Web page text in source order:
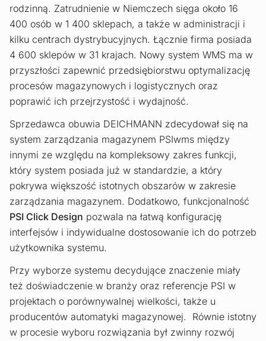
rodzinną. Zatrudnienie w Niemczech sięga około 16
400 osób w 1 400 sklepach, a także w administracji i
kilku centrach dystrybucyjnych. Łącznie firma posiada
4 600 sklepów w 31 krajach. Nowy system WMS ma w
przyszłości zapewnić przedsiębiorstwu optymalizację
procesów magazynowych i logistycznych oraz
poprawić ich przejrzystość i wydajność.
Sprzedawca obuwia DEICHMANN zdecydował się na
system zarządzania magazynem PSIwms między
innymi ze względu na kompleksowy zakres funkcji,
który system posiada już w standardzie, a który
pokrywa większość istotnych obszarów w zakresie
zarządzania magazynem. Dodatkowo, funkcjonalność
PSI Click Design pozwala na łatwą konfigurację
interfejsów i indywidualne dostosowanie ich do potrzeb
użytkownika systemu.
Przy wyborze systemu decydujące znaczenie miały
też doświadczenie w branży oraz referencje PSI w
projektach o porównywalnej wielkości, także u
producentów automatyki magazynowej. Równie istotny
w procesie wyboru rozwiązania był zwinny rozwój